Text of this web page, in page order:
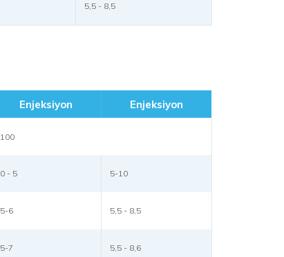
5,5 - 8,5
Enjeksiyon Enjeksiyon
100
0 - 5 5-10
5-6 5,5 - 8,5
5-7 5,5 - 8,6